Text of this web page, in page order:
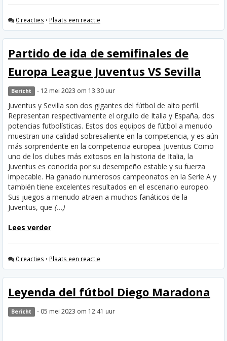
0 reacties • Plaats een reactie
Partido de ida de semifinales de
Europa League Juventus VS Sevilla
Bericht - 12 mei 2023 om 13:30 uur
Juventus y Sevilla son dos gigantes del fútbol de alto perfil.
Representan respectivamente el orgullo de Italia y España, dos
potencias futbolísticas. Estos dos equipos de fútbol a menudo
muestran una calidad sobresaliente en la competencia, y es aún
más sorprendente en la competencia europea. Juventus Como
uno de los clubes más exitosos en la historia de Italia, la
Juventus es conocida por su desempeño estable y su fuerza
impecable. Ha ganado numerosos campeonatos en la Serie A y
también tiene excelentes resultados en el escenario europeo.
Sus juegos a menudo atraen a muchos fanáticos de la
Juventus, que (...)
Lees verder
0 reacties • Plaats een reactie
Leyenda del fútbol Diego Maradona
Bericht - 05 mei 2023 om 12:41 uur